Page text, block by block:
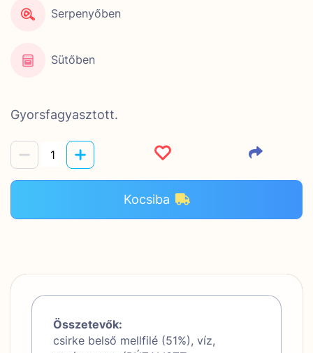
Serpenyőben
Sütőben
Gyorsfagyasztott.
Kocsiba
Összetevők:
csirke belső mellfilé (51%), víz,